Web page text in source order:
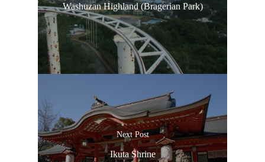
Washuzan Highland (Bragerian Park)
Next Post
Ikuta Shrine